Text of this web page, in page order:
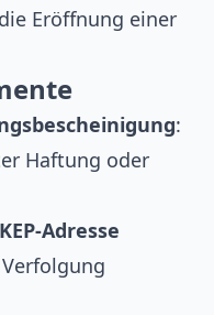
Eröffnung einer
:
Haftung oder
Adresse